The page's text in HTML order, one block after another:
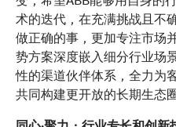
术的迭代，在充满挑战且不
做正确的事，更加专注市场
势方案深度嵌入细分行业场
性的渠道伙伴体系，全力为
共同构建更开放的长期生态圈